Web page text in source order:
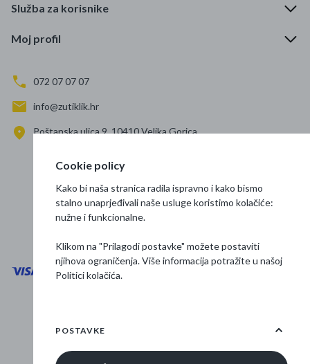
Služba za korisnike
Moj profil
072 07 07 07
info@zutiklik.hr
Poštanska ulica 9, 10410 Velika Gorica
Prati nas
Osnovne informacije
Cookie policy
Kako bi naša stranica radila ispravno i kako bismo
stalno unaprjeđivali naše usluge koristimo kolačiće:
nužne i funkcionalne.
Klikom na "Prilagodi postavke" možete postaviti
njihova ograničenja. Više informacija potražite u našoj
Politici kolačića.
POSTAVKE